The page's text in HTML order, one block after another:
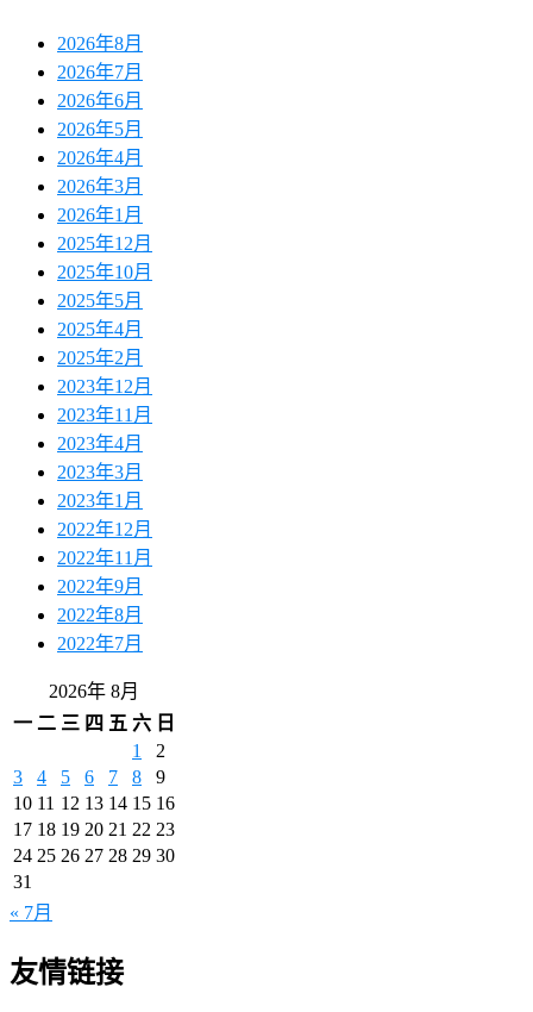
2026年8月
2026年7月
2026年6月
2026年5月
2026年4月
2026年3月
2026年1月
2025年12月
2025年10月
2025年5月
2025年4月
2025年2月
2023年12月
2023年11月
2023年4月
2023年3月
2023年1月
2022年12月
2022年11月
2022年9月
2022年8月
2022年7月
2026年 8月
一 二 三 四 五 六 日
1
2
3
4 5 6 7 8
9
10 11 12 13 14 15 16
17 18 19 20 21 22 23
24 25 26 27 28 29 30
31
« 7月
友情链接